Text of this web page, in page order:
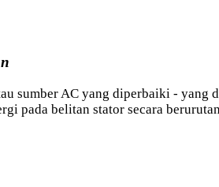
sumber AC yang diperbaiki - yang
pada belitan stator secara